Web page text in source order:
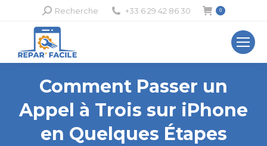
Recherche
Recherche +33 6 29 42 86 30 0
Comment Passer un
Appel à Trois sur iPhone
en Quelques Étapes